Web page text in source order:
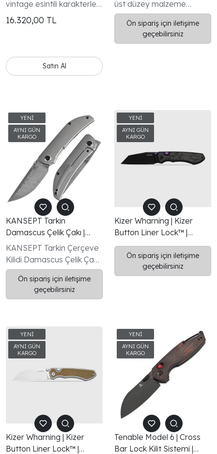
vintage esintili karakterle
harmanlayan Kizer
Coywolf, bir beyefendinin
16.320,00 TL
Satın Al
üst düzey malzeme
kalitesi, modern tasarımı
ve yüksek performanslı
yapısıyla premium EDC
Ön sipariş için iletişime
geçebilirsiniz
KANSEPT Tarkin
Damascus Çelik Çakı |
Frame Lock Kilit Sistemi |
Boncuk Püskürtülmüş
Titanyum Sap
KANSEPT Tarkin Çerçeve
Kilidi Damascus Çelik Çakı,
üstün işçilik ve premium
malzemelerin bir araya
geldiği özel bir EDC
Ön sipariş için iletişime
geçebilirsiniz
Kizer Wharning | Kizer
Button Liner Lock™ |
WHARNCLIFF | S45VN |
KizerB™
Ön sipariş için iletişime
geçebilirsiniz
Kizer Wharning | Kizer
Button Liner Lock™ |
Tenable Model 6 | Cross
Bar Lock Kilit Sistemi |